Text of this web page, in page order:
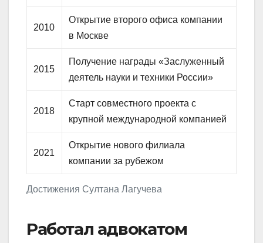
Достижения Султана Лагучева
2010
Открытие второго офиса компании
в Москве
2015
Получение награды «Заслуженный
деятель науки и техники России»
2018
Старт совместного проекта с
крупной международной компанией
2021
Открытие нового филиала
компании за рубежом
Работал адвокатом